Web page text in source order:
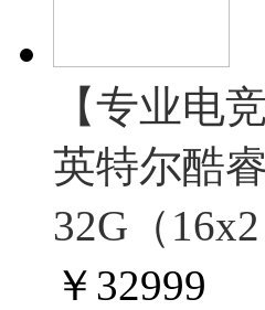
【专业电
英特尔酷
32G（
￥ 32999